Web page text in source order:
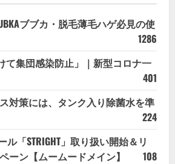
ブブカ・脱毛薄毛ハゲ必見の使
1286
て集団感染防止」｜新型コロナ一
401
対策には、タンク入り除菌水を準
224
ル「STRIGHT」取り扱い開始＆リ
ーン【ムームードメイン】
108